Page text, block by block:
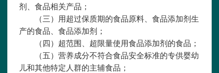
剂、食品相关产品；
（三）用超过保质期的食品原料、食品添加剂生
产的食品、食品添加剂；
（四）超范围、超限量使用食品添加剂的食品；
（五）营养成分不符合食品安全标准的专供婴幼
儿和其他特定人群的主辅食品；